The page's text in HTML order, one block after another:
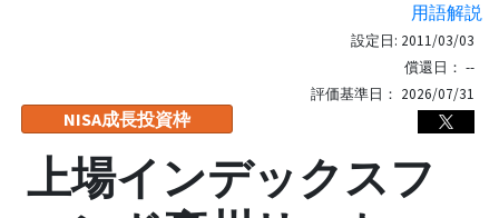
用語解説
NISA成長投資枠
設定日: 2011/03/03
償還日： --
評価基準日： 2026/07/31
上場インデックスフ